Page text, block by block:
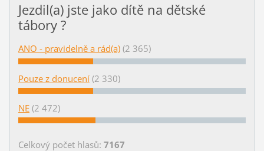
Jezdil(a) jste jako dítě na dětské
tábory ?
ANO - pravidelně a rád(a) (2 365)
Pouze z donucení (2 330)
NE (2 472)
Celkový počet hlasů: 7167